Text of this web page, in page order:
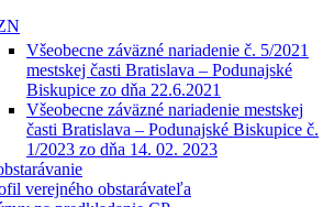
Všeobecne záväzné nariadenie č. 5/2021
mestskej časti Bratislava – Podunajské
Biskupice zo dňa 22.6.2021
Všeobecne záväzné nariadenie mestskej
časti Bratislava – Podunajské Biskupice č.
1/2023 zo dňa 14. 02. 2023
verejného obstarávateľa